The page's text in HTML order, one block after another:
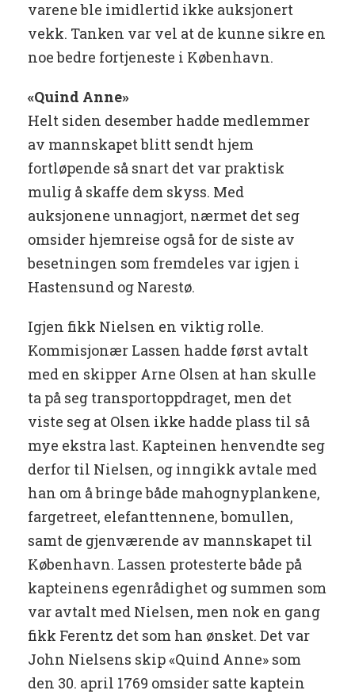
varene ble imidlertid ikke auksjonert
vekk. Tanken var vel at de kunne sikre en
noe bedre fortjeneste i København.
«Quind Anne»
Helt siden desember hadde medlemmer
av mannskapet blitt sendt hjem
fortløpende så snart det var praktisk
mulig å skaffe dem skyss. Med
auksjonene unnagjort, nærmet det seg
omsider hjemreise også for de siste av
besetningen som fremdeles var igjen i
Hastensund og Narestø.
Igjen fikk Nielsen en viktig rolle.
Kommisjonær Lassen hadde først avtalt
med en skipper Arne Olsen at han skulle
ta på seg transportoppdraget, men det
viste seg at Olsen ikke hadde plass til så
mye ekstra last. Kapteinen henvendte seg
derfor til Nielsen, og inngikk avtale med
han om å bringe både mahognyplankene,
fargetreet, elefanttennene, bomullen,
samt de gjenværende av mannskapet til
København. Lassen protesterte både på
kapteinens egenrådighet og summen som
var avtalt med Nielsen, men nok en gang
fikk Ferentz det som han ønsket. Det var
John Nielsens skip «Quind Anne» som
den 30. april 1769 omsider satte kaptein